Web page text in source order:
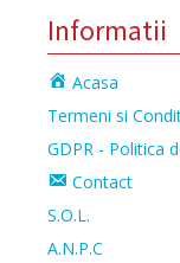
Informatii
Acasa
Termeni si
GDPR - Politica
Contact
S.O.L.
A.N.P.C